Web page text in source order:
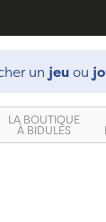
:
un jeuou
LA BOUTIQUE
À BIDULES